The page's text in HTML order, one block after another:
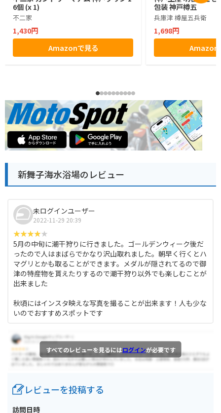
6個 (x 1)
不二家
1,430円
Amazonで見る
包装 神戸樽五
兵庫津 樽屋五兵衛
1,698円
Amazon
新舞子海水浴場のレビュー
未ログインユーザー
2022-11-29 20:39
5月の中旬に潮干狩りに行きました。ゴールデンウィーク後だ
ったので人はまばらでかなり沢山取れました。朝早く行くとハ
マグリとかも取ることができます。メダルが隠されてるので御
津の特産物を貰えたりするので潮干狩り以外でも楽しむことが
出来ました
秋頃にはインスタ映えな写真を撮ることが出来ます！人も少な
いのでおすすめスポットです
すべてのレビューを見るにはログインが必要です
レビューを投稿する
訪問日時